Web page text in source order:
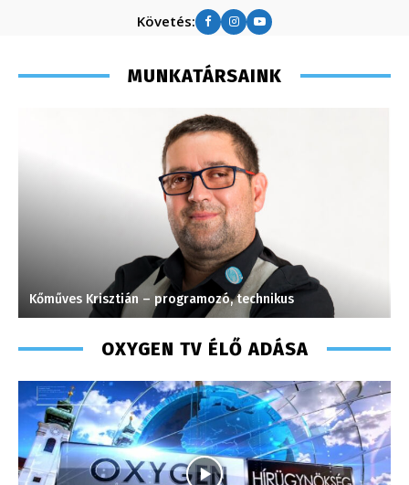
Követés:
MUNKATÁRSAINK
Kőműves Krisztián – programozó, technikus
OXYGEN TV ÉLŐ ADÁSA